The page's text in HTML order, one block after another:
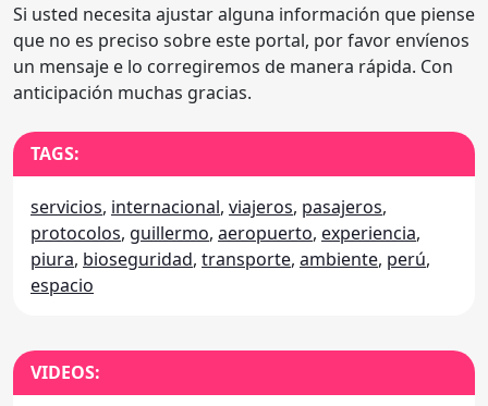
Si usted necesita ajustar alguna información que piense
que no es preciso sobre este portal, por favor envíenos
un mensaje e lo corregiremos de manera rápida. Con
anticipación muchas gracias.
TAGS:
servicios, internacional, viajeros, pasajeros,
protocolos, guillermo, aeropuerto, experiencia,
piura, bioseguridad, transporte, ambiente, perú,
espacio
VIDEOS: